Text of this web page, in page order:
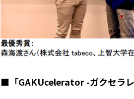
■「GAKUcelerator -ガクセラ